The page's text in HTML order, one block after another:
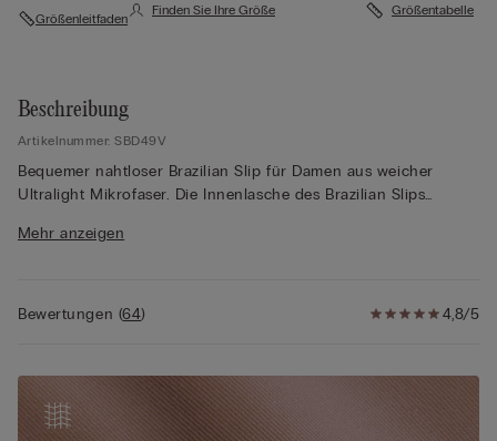
Größenleitfaden
Finden Sie Ihre Größe Größentabelle
Beschreibung
Artikelnummer: SBD49V
Bequemer nahtloser Brazilian Slip für Damen aus weicher
Ultralight Mikrofaser. Die Innenlasche des Brazilian Slips
Unterwäsche suchen, die sich unter der Kleidung nicht
Tragegefühl, das sich anfühlt wie eine zweite Haut. Die
sowie umhüllend und seidig, sodass es als fast unspürbar und
unsichtbar bezeichnet werden kann. Die nahtlosen Brazilian
Slips von Intimissimi sind die perfekten Verbündeten für jede
Mehr anzeigen
4,8/5
Bewertungen (64)